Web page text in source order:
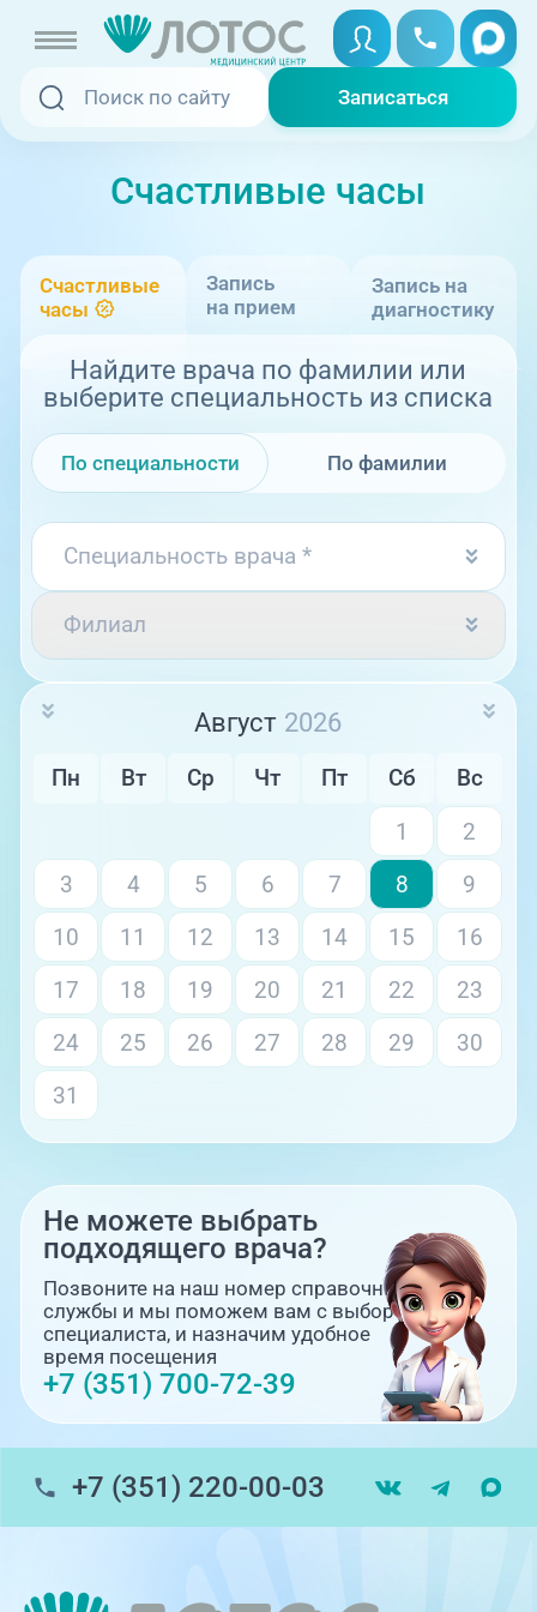
Записаться
Записаться
Услуги и цены
Отзывы
Адреса клиник
О клинике
Блог врачей
Новости
Пациентам
+7 (351) 220-00-03
Записаться онлайн
Медицина на дому
Телемедицина
+7 (351) 220-00-03
запись на прием
+7 (351) 220-03-03
Центр амбулаторной
+7 (7142) 927-003
Справочный телефон для
жителей Казахстана
Счастливые часы
Счастливые
часы
Запись
на прием
Запись на
диагностику
Найдите врача по фамилии или
выберите специальность из списка
По специальности По фамилии
Специальность врача *
Филиал
Август 2026
Пн Вт Ср Чт Пт Сб
Вс
1
2
3
4 5 6 7 8
9
10
11 12 13 14 15
16
17
18 19 20 21 22
23
24
25 26 27 28 29
30
31
Не можете выбрать
подходящего врача?
Позвоните на наш номер справочной
службы и мы поможем вам с выбором
специалиста, и назначим удобное
время посещения
+7 (351) 700-72-39
+7 (351) 220-00-03